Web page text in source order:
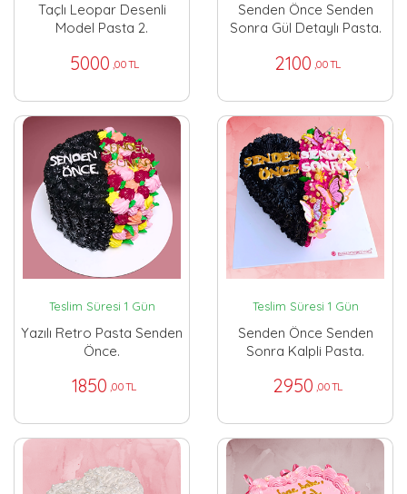
Taçlı Leopar Desenli
Model Pasta 2.
5000 ,00 TL
Senden Önce Senden
Sonra Gül Detaylı Pasta.
2100 ,00 TL
Teslim Süresi 1 Gün
Yazılı Retro Pasta Senden
Önce.
1850 ,00 TL
Teslim Süresi 1 Gün
Senden Önce Senden
Sonra Kalpli Pasta.
2950 ,00 TL